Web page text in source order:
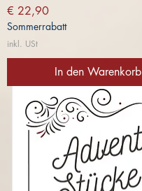
Preis
€ 22,90
Sommerrabatt
inkl. USt
In den Warenkorb